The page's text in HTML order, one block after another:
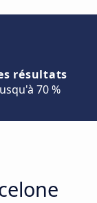
résultats
70 %